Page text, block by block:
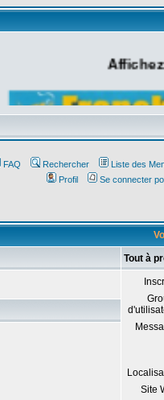
FAQ Rechercher
Liste des
Profil
Se connecter
Tout à
Site